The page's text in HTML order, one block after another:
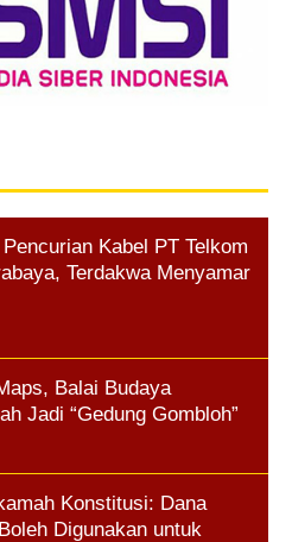
Kabel PT Telkom
Terdakwa Menyamar
Balai Budaya
Jadi “Gedung Gombloh”
Konstitusi: Dana
Digunakan untuk